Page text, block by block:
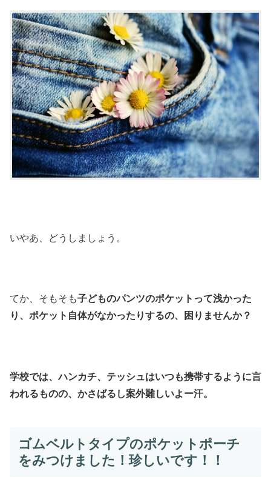
いやあ、どうしましょう。
てか、そもそも子どものパンツのポケットって浅かった
り、ポケット自体がなかったりするの、困りませんか？
学校では、ハンカチ、テッシュはいつも携帯するように言
われるものの、かさばるし案外難しいよー汗。
ゴムベルトタイプのポケットポーチ
をみつけました！珍しいです！！